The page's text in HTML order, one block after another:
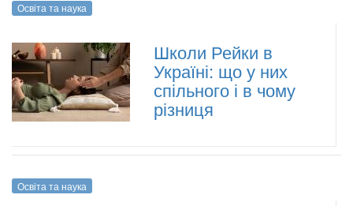
Освіта та наука
Школи Рейки в
Україні: що у них
спільного і в чому
різниця
Освіта та наука